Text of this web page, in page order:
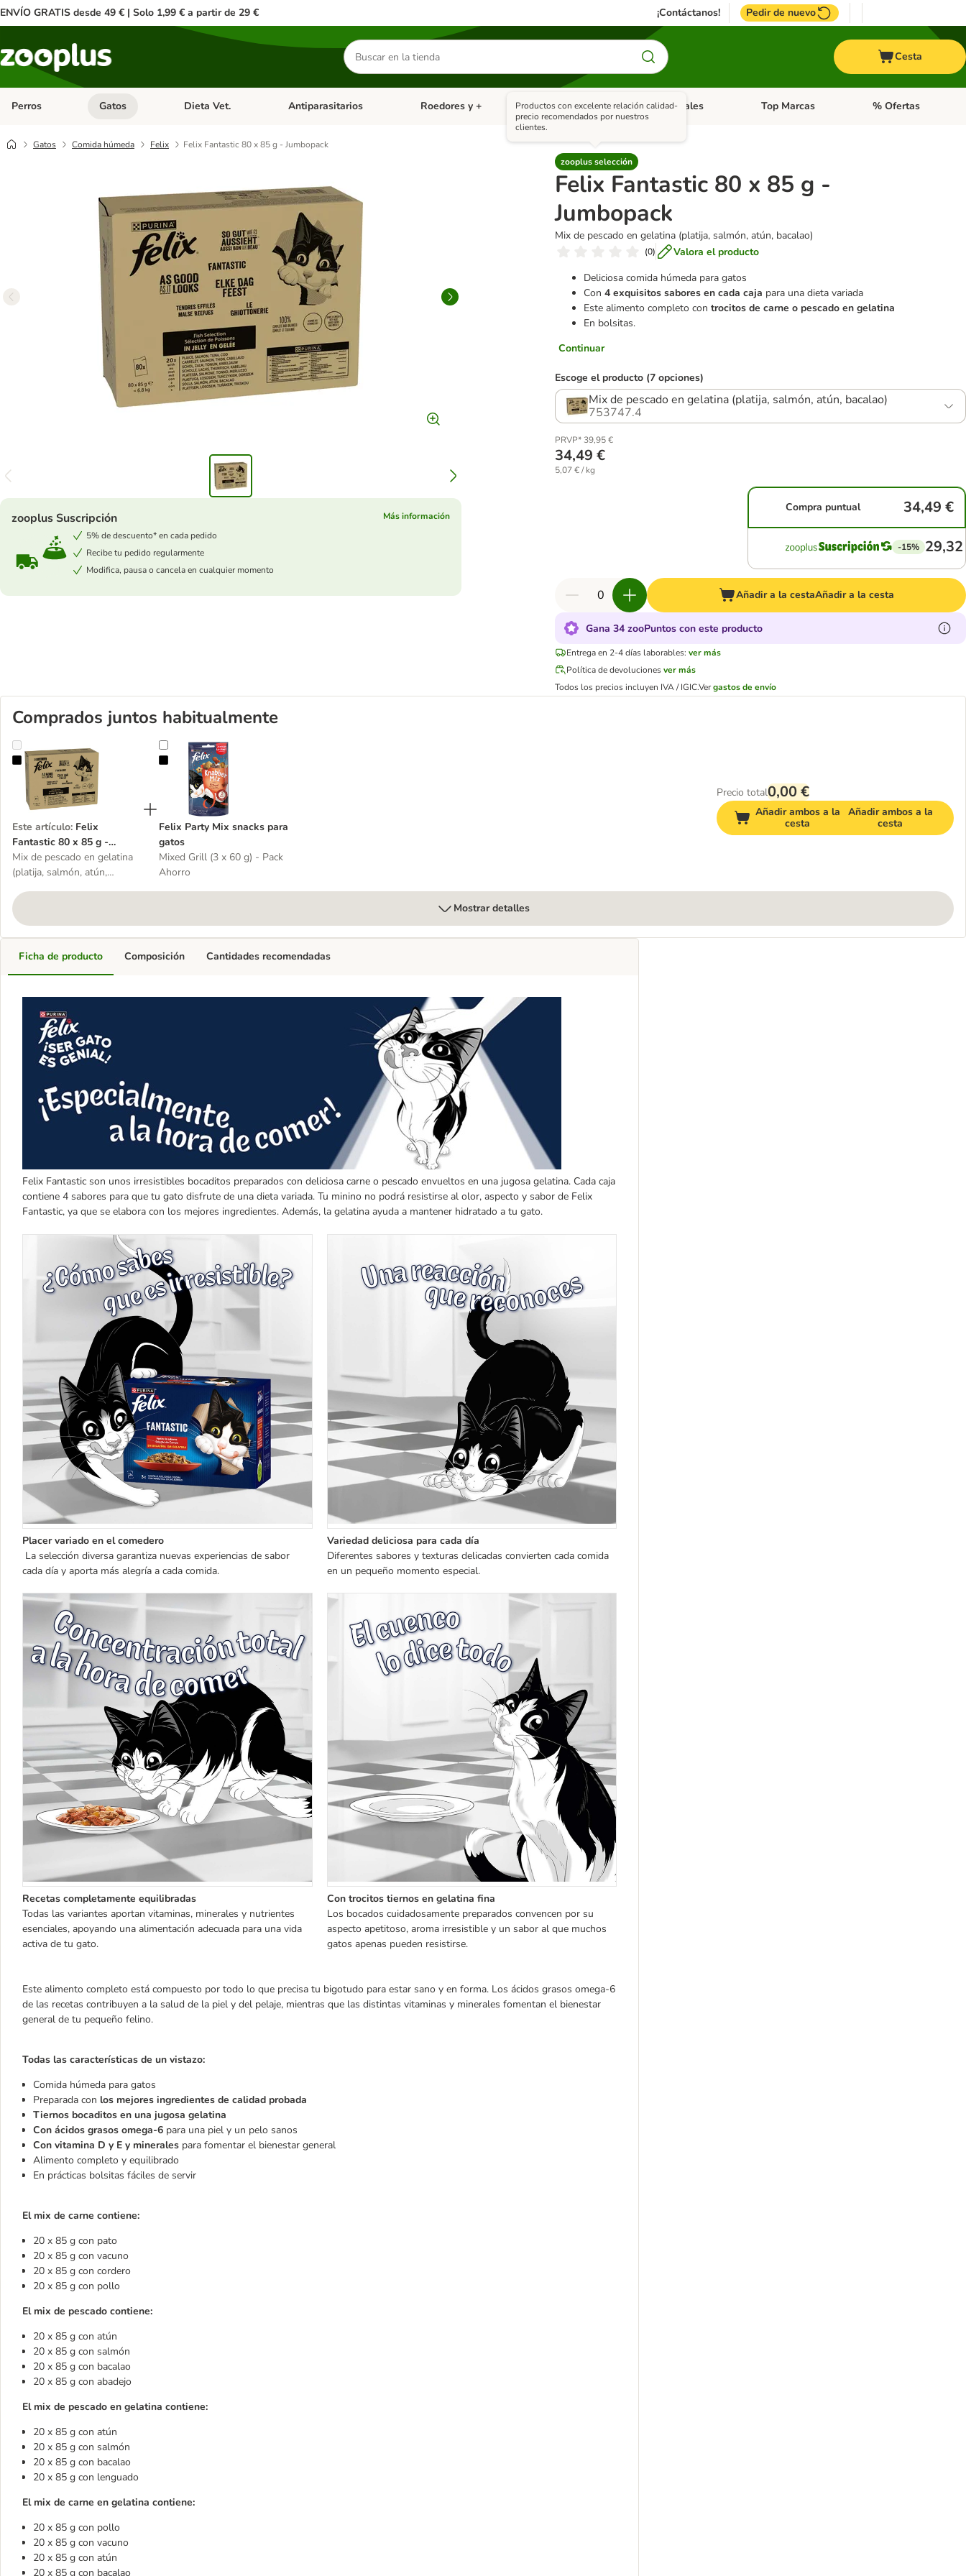
ENVÍO GRATIS desde 49 € | Solo 1,99 € a partir de 29 € ¡Contáctanos! Pedir de nuevo
Buscar
productos
Cesta
Perros Menú de categoria abierto: Perros
Gatos Menú de categoria abierto: Gatos
Dieta Vet. Menú de categoria abierto: Dieta Vet.
Antiparasitarios Menú de categoria abierto: Antiparasitarios
Roedores y + Menú de categoria abierto: Roedores y +
Pájaros Menú de categoria abierto: Pájaros
Otros animales Menú de categoria abierto: Otros animales
Top Marcas Menú de categoria
% Ofertas
Gatos Comida húmeda Felix
Felix Fantastic 80 x 85 g - Jumbopack
zooplus selección
Productos con excelente relación calidad-
precio recomendados por nuestros
clientes.
Felix Fantastic 80 x 85 g -
Jumbopack
Mix de pescado en gelatina (platija, salmón, atún, bacalao)
(0)
Valora el producto
Deliciosa comida húmeda para gatos
Con4 exquisitos sabores en cada caja para una dieta variada
Este alimento completo controcitos de carne o pescado en gelatina
En bolsitas.
Continuar
zooplus Suscripción
Más información
5% de descuento* en cada pedido
Recibe tu pedido regularmente
Modifica, pausa o cancela en cualquier momento
Escoge el producto (7 opciones)
Mix de pescado en gelatina (platija, salmón, atún, bacalao)
753747.4
PRVP* 39,95 €
34,49 €
5,07 € / kg
Compra puntual 34,49 €
-15%
Añadir a la cestaAñadir a la cesta
Gana 34 zooPuntos con este producto
Entrega en 2-4 días laborables: ver más
Política de devoluciones ver más
Todos los precios incluyen IVA / IGIC.Vergastos de envío
Comprados juntos habitualmente
Felix Fantastic 80 x 85 g - Jumbopack
Este artículo: Felix
Fantastic 80 x 85 g -
Jumbopack
Mix de pescado en gelatina
(platija, salmón, atún,
Felix Party Mix snacks para gatos
Felix Party Mix snacks para
gatos
Mixed Grill (3 x 60 g) - Pack
Ahorro
Precio total0,00 €
Añadir ambos a la
cesta
Añadir ambos a la
cesta
Mostrar detalles
Ficha de producto
Felix Fantastic son unos irresistibles bocaditos preparados con deliciosa carne o pescado envueltos en una jugosa gelatina. Cada caja
contiene 4 sabores para que tu gato disfrute de una dieta variada. Tu minino no podrá resistirse al olor, aspecto y sabor de Felix
Fantastic, ya que se elabora con los mejores ingredientes. Además, la gelatina ayuda a mantener hidratado a tu gato.
Placer variado en el comedero
La selección diversa garantiza nuevas experiencias de sabor
cada día y aporta más alegría a cada comida.
Variedad deliciosa para cada día
Diferentes sabores y texturas delicadas convierten cada comida
en un pequeño momento especial.
Recetas completamente equilibradas
Todas las variantes aportan vitaminas, minerales y nutrientes
esenciales, apoyando una alimentación adecuada para una vida
activa de tu gato.
Con trocitos tiernos en gelatina fina
Los bocados cuidadosamente preparados convencen por su
aspecto apetitoso, aroma irresistible y un sabor al que muchos
gatos apenas pueden resistirse.
Este alimento completo está compuesto por todo lo que precisa tu bigotudo para estar sano y en forma. Los ácidos grasos omega-6
de las recetas contribuyen a la salud de la piel y del pelaje, mientras que las distintas vitaminas y minerales fomentan el bienestar
general de tu pequeño felino.
Todas las características de un vistazo:
Comida húmeda para gatos
Preparada con los mejores ingredientes de calidad probada
Tiernos bocaditos en una jugosa gelatina
Con ácidos grasos omega-6 para una piel y un pelo sanos
Con vitamina D y E y minerales para fomentar el bienestar general
Alimento completo y equilibrado
En prácticas bolsitas fáciles de servir
El mix de carne contiene:
20 x 85 g con pato
20 x 85 g con vacuno
20 x 85 g con cordero
20 x 85 g con pollo
El mix de pescado contiene:
20 x 85 g con atún
20 x 85 g con salmón
20 x 85 g con bacalao
20 x 85 g con abadejo
El mix de pescado en gelatina contiene:
20 x 85 g con atún
20 x 85 g con salmón
20 x 85 g con bacalao
20 x 85 g con lenguado
El mix de carne en gelatina contiene:
20 x 85 g con pollo
20 x 85 g con vacuno
20 x 85 g con atún
20 x 85 g con bacalao
Composición Cantidades recomendadas